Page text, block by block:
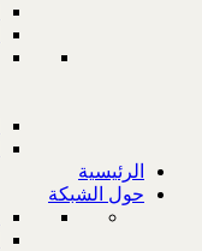
الرئيسية
حول الشبكة